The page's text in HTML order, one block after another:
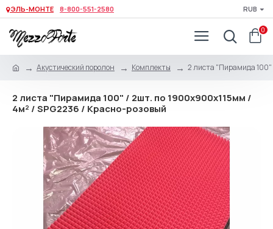
ЭЛЬ-МОНТЕ 8-800-551-2580 RUB
0
Акустический поролон Комплекты 2 листа "Пирамида 100"
2 листа "Пирамида 100" / 2шт. по 1900х900х115мм /
4м² / SPG2236 / Красно-розовый